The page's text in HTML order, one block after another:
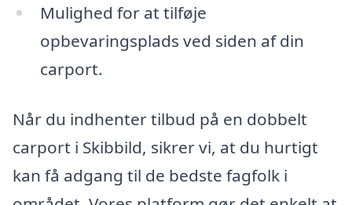
Mulighed for at tilføje
opbevaringsplads ved siden af din
carport.
Når du indhenter tilbud på en dobbelt
carport i Skibbild, sikrer vi, at du hurtigt
kan få adgang til de bedste fagfolk i